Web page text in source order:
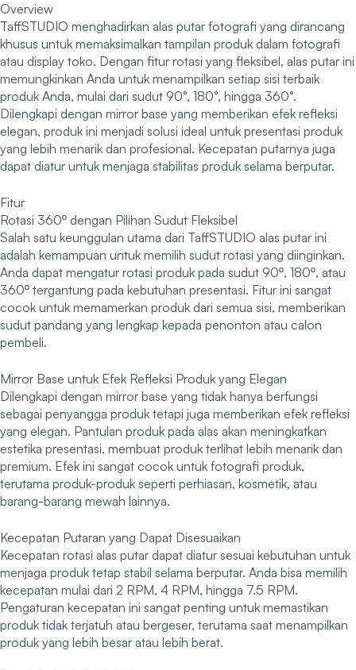
Overview
TaffSTUDIO menghadirkan alas putar fotografi yang dirancang
khusus untuk memaksimalkan tampilan produk dalam fotografi
atau display toko. Dengan fitur rotasi yang fleksibel, alas putar ini
memungkinkan Anda untuk menampilkan setiap sisi terbaik
produk Anda, mulai dari sudut 90°, 180°, hingga 360°.
Dilengkapi dengan mirror base yang memberikan efek refleksi
elegan, produk ini menjadi solusi ideal untuk presentasi produk
yang lebih menarik dan profesional. Kecepatan putarnya juga
dapat diatur untuk menjaga stabilitas produk selama berputar.
Fitur
Rotasi 360º dengan Pilihan Sudut Fleksibel
Salah satu keunggulan utama dari TaffSTUDIO alas putar ini
adalah kemampuan untuk memilih sudut rotasi yang diinginkan.
Anda dapat mengatur rotasi produk pada sudut 90º, 180º, atau
360º tergantung pada kebutuhan presentasi. Fitur ini sangat
cocok untuk memamerkan produk dari semua sisi, memberikan
sudut pandang yang lengkap kepada penonton atau calon
pembeli.
Mirror Base untuk Efek Refleksi Produk yang Elegan
Dilengkapi dengan mirror base yang tidak hanya berfungsi
sebagai penyangga produk tetapi juga memberikan efek refleksi
yang elegan. Pantulan produk pada alas akan meningkatkan
estetika presentasi, membuat produk terlihat lebih menarik dan
premium. Efek ini sangat cocok untuk fotografi produk,
terutama produk-produk seperti perhiasan, kosmetik, atau
barang-barang mewah lainnya.
Kecepatan Putaran yang Dapat Disesuaikan
Kecepatan rotasi alas putar dapat diatur sesuai kebutuhan untuk
menjaga produk tetap stabil selama berputar. Anda bisa memilih
kecepatan mulai dari 2 RPM, 4 RPM, hingga 7.5 RPM.
Pengaturan kecepatan ini sangat penting untuk memastikan
produk tidak terjatuh atau bergeser, terutama saat menampilkan
produk yang lebih besar atau lebih berat.